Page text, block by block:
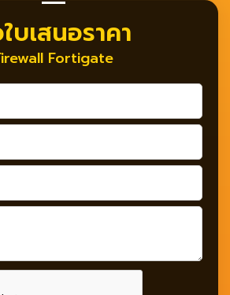
บเสนอราคา
Fortigate